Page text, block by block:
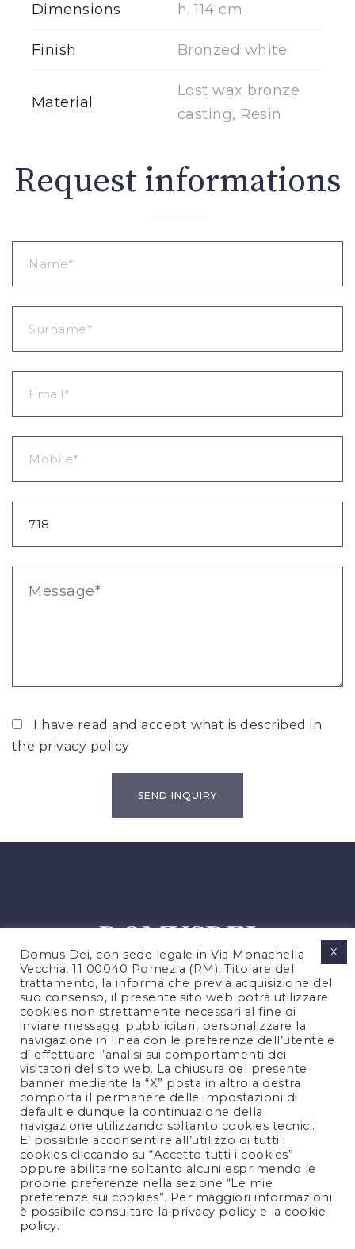
Dimensions h. 114 cm
Finish Bronzed white
Material
Lost wax bronze
casting, Resin
Request informations
I have read and accept what is described in
the privacy policy
PRIVACY POLICY
COOKIES POLICY
LEGAL NOTES
CONTACTS
FOLLOW US
Domus Dei, con sede legale in Via Monachella
Vecchia, 11 00040 Pomezia (RM), Titolare del
trattamento, la informa che previa acquisizione del
suo consenso, il presente sito web potrà utilizzare
cookies non strettamente necessari al fine di
inviare messaggi pubblicitari, personalizzare la
navigazione in linea con le preferenze dell’utente e
di effettuare l’analisi sui comportamenti dei
visitatori del sito web. La chiusura del presente
banner mediante la “X” posta in altro a destra
comporta il permanere delle impostazioni di
default e dunque la continuazione della
navigazione utilizzando soltanto cookies tecnici.
E’ possibile acconsentire all’utilizzo di tutti i
cookies cliccando su “Accetto tutti i cookies”
oppure abilitarne soltanto alcuni esprimendo le
proprie preferenze nella sezione “Le mie
preferenze sui cookies”. Per maggiori informazioni
è possibile consultare la privacy policy e la cookie
policy.
X